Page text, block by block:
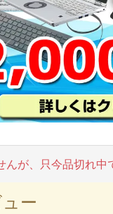
が、只今品切れ中
ー